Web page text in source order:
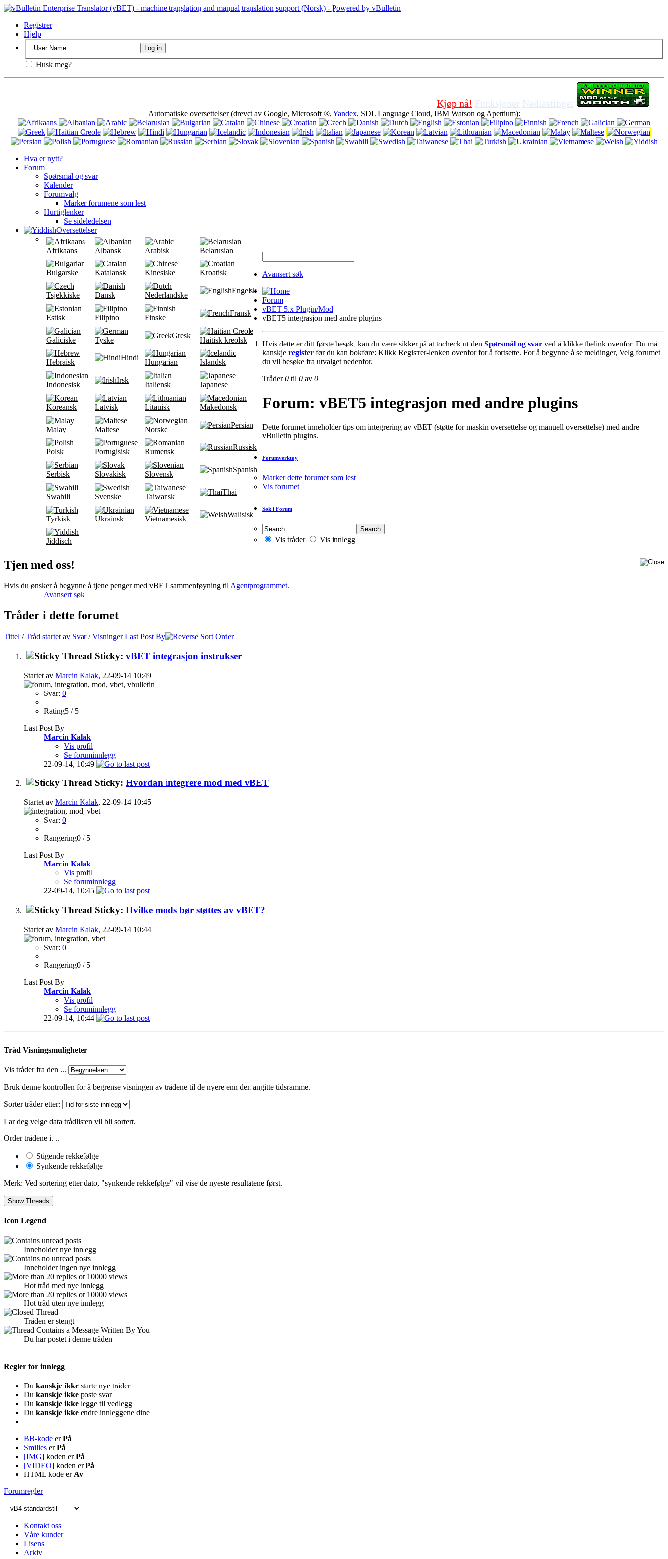
Viktig: Denne siden bruker cookies (cookies). Ved hjelp av dette nettstedet uten å slå av cookies i nettleseren, betyr at du er enig for å bruke det.
Registrer
Hjelp
Husk meg?
Kjøp nå! Funksjoner Nedlastinger
Automatiske oversettelser (drevet av Google, Microsoft ®, Yandex, SDL Language Cloud, IBM Watson og Apertium):
Hva er nytt?
Forum
Spørsmål og svar
Kalender
Forumvalg
Marker forumene som lest
Hurtiglenker
Se sideledelsen
Oversettelser
Afrikaans Albansk Arabisk Belarusian
Bulgarske Katalansk Kinesiske Kroatisk
Tsjekkiske Dansk Nederlandske
Engelsk
Estisk Filipino Finske
Fransk
Galiciske Tyske
Gresk
Haitisk kreolsk
Hebraisk
Hindi
Hungarian Islandsk
Indonesisk
Irsk
Italiensk Japanese
Koreansk Latvisk Litauisk Makedonsk
Malay Maltese Norske
Persian
Polsk Portugisisk Rumensk
Russisk
Serbisk Slovakisk Slovensk
Spanish
Swahili Svenske Taiwansk
Thai
Tyrkisk Ukrainsk Vietnamesisk
Walisisk
Jiddisch
Avansert søk
Forum
vBET 5.x Plugin/Mod
vBET5 integrasjon med andre plugins
Tjen med oss!
Hvis du ønsker å begynne å tjene penger med vBET sammenføyning tilAgentprogrammet.
Hvis dette er ditt første besøk, kan du være sikker på at tocheck ut den Spørsmål og svar ved å klikke thelink ovenfor. Du må
kanskje register før du kan bokføre: Klikk Registrer-lenken ovenfor for å fortsette. For å begynne å se meldinger, Velg forumet
du vil besøke fra utvalget nedenfor.
Tråder0 til 0 av 0
Forum: vBET5 integrasjon med andre plugins
Dette forumet inneholder tips om integrering av vBET (støtte for maskin oversettelse og manuell oversettelse) med andre
vBulletin plugins.
Forumverktøy
Marker dette forumet som lest
Vis forumet
Søk i Forum
Vis tråder Vis innlegg
Avansert søk
Tråder i dette forumet
Tittel /Tråd startet av Svar/Visninger Last Post By
Sticky: vBET integrasjon instrukser
Startet av Marcin Kalak, 22-09-14 10:49
Svar: 0
Rating5 / 5
Last Post By
Marcin Kalak
Vis profil
Se foruminnlegg
22-09-14, 10:49
Sticky: Hvordan integrere mod med vBET
Startet av Marcin Kalak, 22-09-14 10:45
Svar: 0
Rangering0 / 5
Last Post By
Marcin Kalak
Vis profil
Se foruminnlegg
22-09-14, 10:45
Sticky: Hvilke mods bør støttes av vBET?
Startet av Marcin Kalak, 22-09-14 10:44
Svar: 0
Rangering0 / 5
Last Post By
Marcin Kalak
Vis profil
Se foruminnlegg
22-09-14, 10:44
Tråd Visningsmuligheter
Vis tråder fra den ...
Bruk denne kontrollen for å begrense visningen av trådene til de nyere enn den angitte tidsramme.
Sorter tråder etter:
Lar deg velge data trådlisten vil bli sortert.
Order trådene i. ..
Stigende rekkefølge
Synkende rekkefølge
Merk: Ved sortering etter dato, "synkende rekkefølge" vil vise de nyeste resultatene først.
Icon Legend
Inneholder nye innlegg
Inneholder ingen nye innlegg
Hot tråd med nye innlegg
Hot tråd uten nye innlegg
Tråden er stengt
Du har postet i denne tråden
Regler for innlegg
Du kanskje ikke starte nye tråder
Du kanskje ikke poste svar
Du kanskje ikke legge til vedlegg
Du kanskje ikke endre innleggene dine
BB-kode erPå
Smilies erPå
[IMG] koden erPå
[VIDEO] koden erPå
HTML kode er Av
Forumregler
Kontakt oss
Våre kunder
Lisens
Arkiv